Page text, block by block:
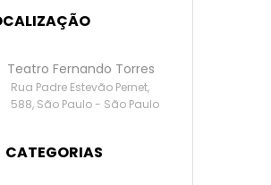
Teatro Fernando Torres
Rua Padre Estevão Pernet,
588, São Paulo - São Paulo
CATEGORIAS